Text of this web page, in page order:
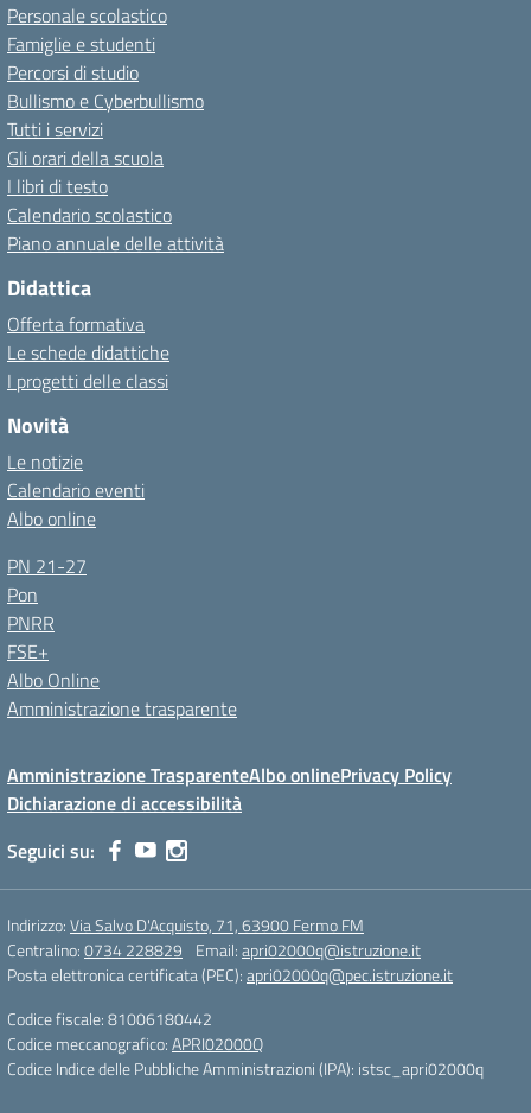
Personale scolastico
Famiglie e studenti
Percorsi di studio
Bullismo e Cyberbullismo
Tutti i servizi
Gli orari della scuola
I libri di testo
Calendario scolastico
Piano annuale delle attività
Didattica
Offerta formativa
Le schede didattiche
I progetti delle classi
Novità
Le notizie
Calendario eventi
Albo online
PN 21-27
Pon
PNRR
FSE+
Albo Online
Amministrazione trasparente
Amministrazione TrasparenteAlbo onlinePrivacy Policy
Dichiarazione di accessibilità
Seguici su:
Indirizzo:Via Salvo D'Acquisto, 71, 63900 Fermo FM
Centralino:0734 228829 Email:apri02000q@istruzione.it
Posta elettronica certificata (PEC):apri02000q@pec.istruzione.it
Codice fiscale: 81006180442
Codice meccanografico:APRI02000Q
Codice Indice delle Pubbliche Amministrazioni (IPA): istsc_apri02000q